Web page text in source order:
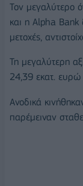
Τον μεγαλύτερο
και η Alpha Bank
μετοχές,
Τη μεγαλύτερη
24,39 εκατ. ευρώ
Ανοδικά
παρέμειναν